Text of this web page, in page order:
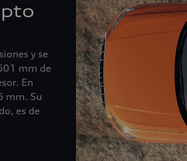
y se
mm de
En
mm. Su
es de